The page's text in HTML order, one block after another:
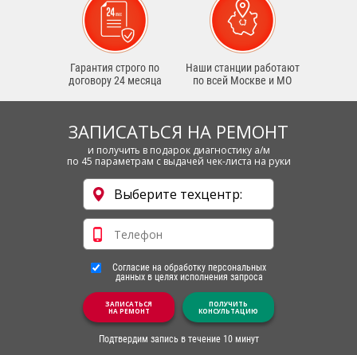
Гарантия строго по
договору 24 месяца
Наши станции работают
по всей Москве и МО
ЗАПИСАТЬСЯ НА РЕМОНТ
и получить в подарок диагностику а/м
по 45 параметрам с выдачей чек-листа на руки
Согласие на обработку персональных
данных в целях исполнения запроса
ЗАПИСАТЬСЯ
НА РЕМОНТ
ПОЛУЧИТЬ
КОНСУЛЬТАЦИЮ
Подтвердим запись в течение 10 минут